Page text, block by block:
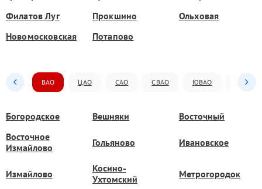
Филатов Луг
Прокшино
Ольховая
Новомосковская
Потапово
ВАО ЦАО САО СВАО ЮВАО ЮАО
Богородское Вешняки
Восточный
Восточное
Измайлово
Гольяново Ивановское
Измайлово
Косино-
Ухтомский
Метрогородок